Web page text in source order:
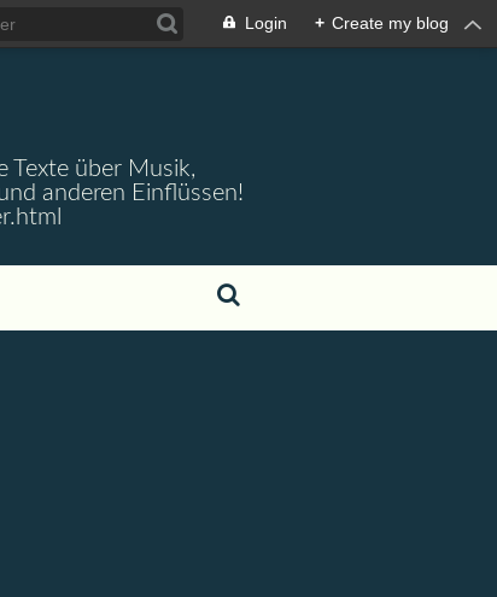
Login + Create my blog
Texte über Musik,
anderen Einflüssen!